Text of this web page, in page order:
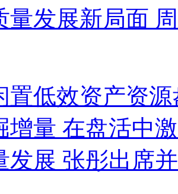
量发展新局面
置低效资产资
增量 在盘活中
发展 张彤出席